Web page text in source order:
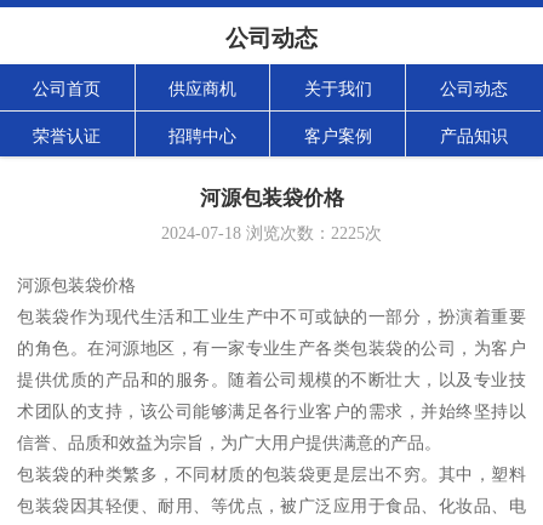
公司动态
公司首页 供应商机 关于我们 公司动态
荣誉认证 招聘中心 客户案例 产品知识
河源包装袋价格
2024-07-18 浏览次数： 2225次
河源包装袋价格
包装袋作为现代生活和工业生产中不可或缺的一部分，扮演着重要
的角色。在河源地区，有一家专业生产各类包装袋的公司，为客户
提供优质的产品和的服务。随着公司规模的不断壮大，以及专业技
术团队的支持，该公司能够满足各行业客户的需求，并始终坚持以
信誉、品质和效益为宗旨，为广大用户提供满意的产品。
包装袋的种类繁多，不同材质的包装袋更是层出不穷。其中，塑料
包装袋因其轻便、耐用、等优点，被广泛应用于食品、化妆品、电